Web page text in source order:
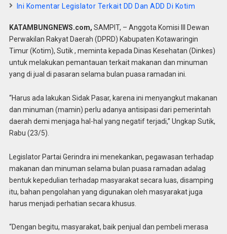
Ini Komentar Legislator Terkait DD Dan ADD Di Kotim
KATAMBUNGNEWS.com, SAMPIT, – Anggota Komisi III Dewan
Perwakilan Rakyat Daerah (DPRD) Kabupaten Kotawaringin
Timur (Kotim), Sutik , meminta kepada Dinas Kesehatan (Dinkes)
untuk melakukan pemantauan terkait makanan dan minuman
yang di jual di pasaran selama bulan puasa ramadan ini.
“Harus ada lakukan Sidak Pasar, karena ini menyangkut makanan
dan minuman (mamin) perlu adanya antisipasi dari pemerintah
daerah demi menjaga hal-hal yang negatif terjadi,” Ungkap Sutik,
Rabu (23/5).
Legislator Partai Gerindra ini menekankan, pegawasan terhadap
makanan dan minuman selama bulan puasa ramadan adalag
bentuk kepedulian terhadap masyarakat secara luas, disamping
itu, bahan pengolahan yang digunakan oleh masyarakat juga
harus menjadi perhatian secara khusus.
“Dengan begitu, masyarakat, baik penjual dan pembeli merasa